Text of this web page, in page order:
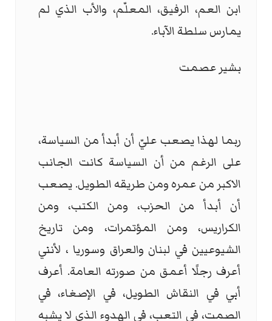
ابن العم، الرفيق، المعلّم، والأب الذي لم
يمارس سلطة الآباء.
بشير عصمت
ربما لهذا يصعب عليّ أن أبدأ من السياسة،
على الرغم من أن السياسة كانت الجانب
الاكبر من عمره ومن طريقه الطويل. يصعب
أن أبدأ من الحزب، ومن الكتب، ومن
الكراريس، ومن المؤتمرات، ومن تاريخ
الشيوعيين في لبنان والعراق وسوريا ، لأنني
أعرف رجلًا أعمق من صورته العامة. أعرف
أبي في النقاش الطويل، في الإصغاء، في
الصمت، في التعب، في الهدوء الذي لا يشبه